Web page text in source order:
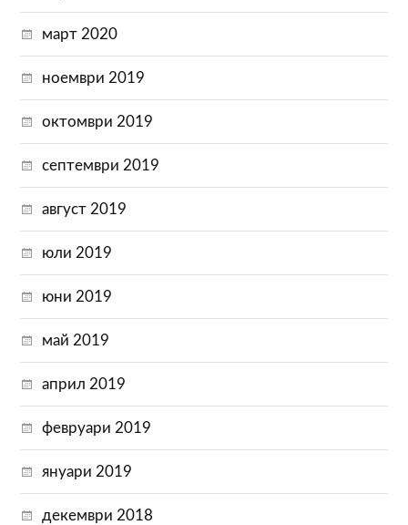
март 2020
ноември 2019
октомври 2019
септември 2019
август 2019
юли 2019
юни 2019
май 2019
април 2019
февруари 2019
януари 2019
декември 2018